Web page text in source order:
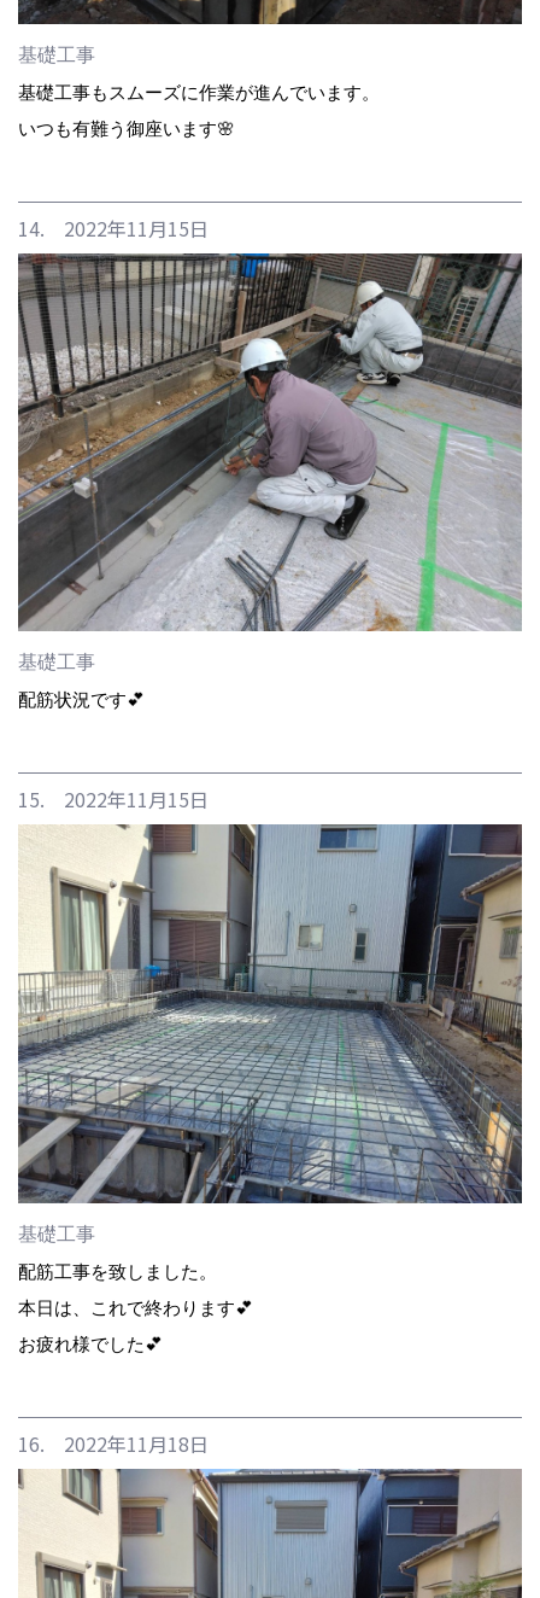
基礎工事
基礎工事もスムーズに作業が進んでいます。
いつも有難う御座います🌸
14. 2022年11月15日
基礎工事
配筋状況です💕
15. 2022年11月15日
基礎工事
配筋工事を致しました。
本日は、これで終わります💕
お疲れ様でした💕
16. 2022年11月18日